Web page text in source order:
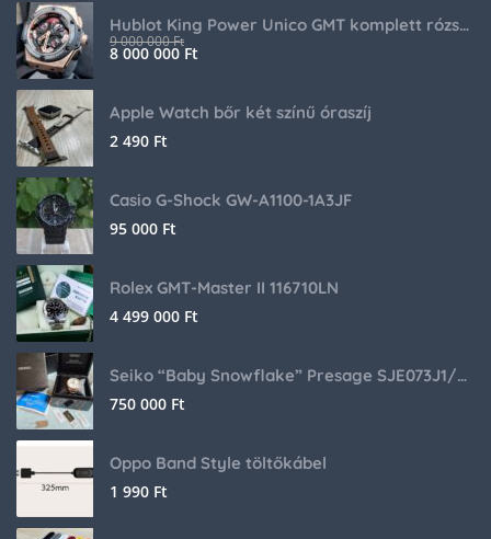
Hublot King Power Unico GMT komplett rózsaarany
9 000 000Ft
8 000 000 Ft
Apple Watch bőr két színű óraszíj
2 490 Ft
Casio G-Shock GW-A1100-1A3JF
95 000 Ft
Rolex GMT-Master II 116710LN
4 499 000 Ft
Seiko “Baby Snowflake” Presage SJE073J1/SARA015 Limited Edition
750 000 Ft
Oppo Band Style töltőkábel
1 990 Ft